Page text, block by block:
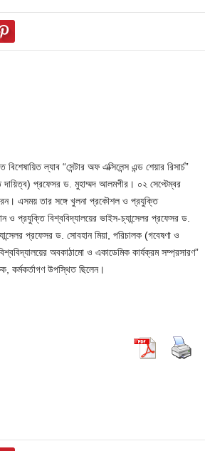
ল্যাব “সেন্টার অফ এক্সিলেন্স এন্ড শেয়ার রিসার্চ”
দায়িত্ব) প্রফেসর ড. মুহাম্মদ আলমগীর। ০২ সেপ্টেম্বর
এসময় তার সঙ্গে খুলনা প্রকৌশল ও প্রযুক্তি
ও প্রযুক্তি বিশ্ববিদ্যালয়ের ভাইস-চ্যান্সেলর প্রফেসর ড.
প্রফেসর ড. সোবহান মিয়া, পরিচালক (গবেষণা ও
অবকাঠামো ও একাডেমিক কার্যক্রম সম্প্রসারণ”
কর্মকর্তাগণ উপস্থিত ছিলেন।